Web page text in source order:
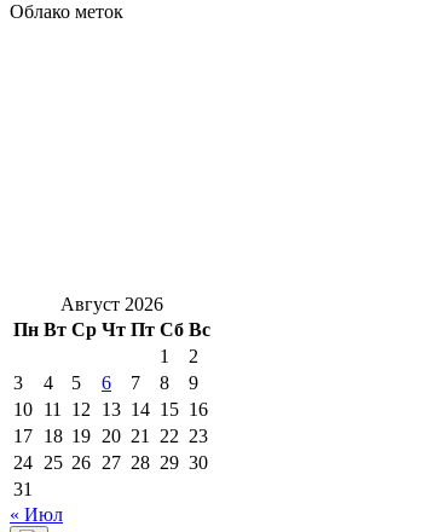
Облако меток
Август 2026
Пн Вт Ср Чт Пт Сб Вс
1
2
3
4 5 6 7 8
9
10 11 12 13 14 15 16
17 18 19 20 21 22 23
24 25 26 27 28 29 30
31
« Июл